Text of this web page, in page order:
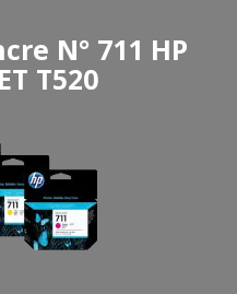
N° 711 HP
T520